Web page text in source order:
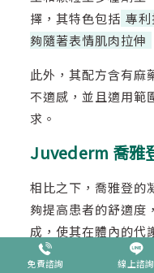
擇，其特色包括 專
夠隨著表情肌肉拉伸
此外，其配方含有麻
不適感，並且適用範
求。
Juvederm 喬雅
相比之下，喬雅登的
夠提高患者的舒適度
成，使其在體內的代
效果更長久。
免費諮詢 線上諮詢